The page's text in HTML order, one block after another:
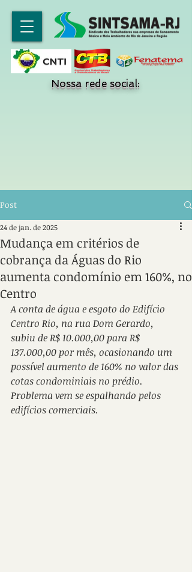
Nossa rede social:
Post
Mudança em critérios de
cobrança da Águas do Rio
aumenta condomínio em 160%, no
Centro
24 de jan. de 2025
A conta de água e esgoto do Edifício
Centro Rio, na rua Dom Gerardo,
subiu de R$ 10.000,00 para R$
137.000,00 por mês, ocasionando um
possível aumento de 160% no valor das
cotas condominiais no prédio.
Problema vem se espalhando pelos
edifícios comerciais.